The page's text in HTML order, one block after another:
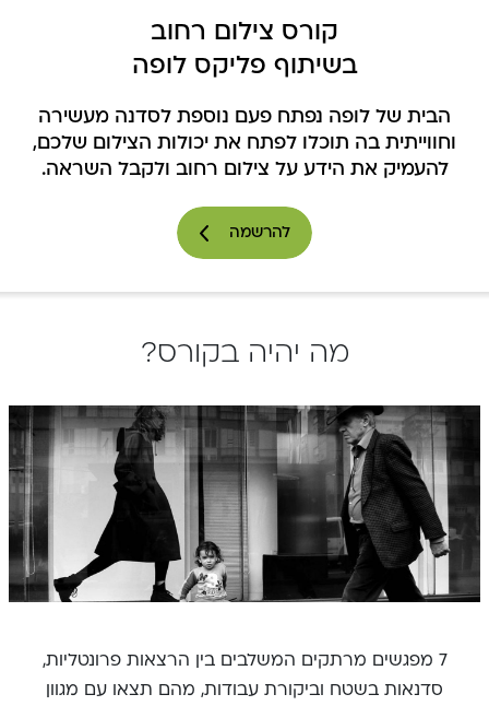
קורס צילום רחוב
בשיתוף פליקס לופה
הבית של לופה נפתח פעם נוספת לסדנה מעשירה
וחווייתית בה תוכלו לפתח את יכולות הצילום שלכם,
להעמיק את הידע על צילום רחוב ולקבל השראה.
להרשמה
מה יהיה בקורס?
7 מפגשים מרתקים המשלבים בין הרצאות פרונטליות,
סדנאות בשטח וביקורת עבודות, מהם תצאו עם מגוון